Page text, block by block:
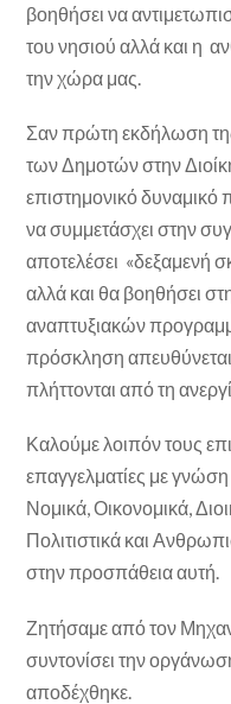
βοηθήσει να
του νησιού αλλά και η
την χώρα μας.
Σαν πρώτη εκδήλωση
των Δημοτών στην
επιστημονικό δυναμικό
να συμμετάσχει στην
αποτελέσει «δεξαμενή
αλλά και θα βοηθήσει
αναπτυξιακών
πρόσκληση
πλήττονται από τη
Καλούμε λοιπόν τους
επαγγελματίες με γνώση
Νομικά, Οικονομικά,
Πολιτιστικά και
στην προσπάθεια αυτή.
Ζητήσαμε από τον
συντονίσει την
αποδέχθηκε.